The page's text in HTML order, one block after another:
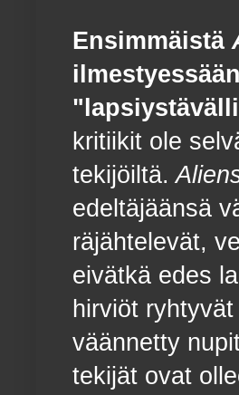
Ensimmäistä
kritiikit ole
tekijöiltä.
edeltäjäänsä
räjähtelevät,
eivätkä edes
hirviöt
väännetty
tekijät ovat